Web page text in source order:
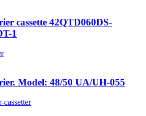
cassette 42QTD060DS-
1
Model: 48/50 UA/UH-055